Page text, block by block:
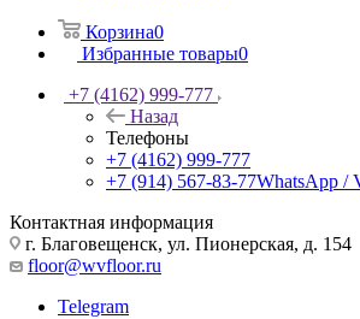
Корзина0
Избранные товары0
+7 (4162) 999-777
Назад
Телефоны
+7 (4162) 999-777
+7 (914) 567-83-77WhatsApp /
Контактная информация
г. Благовещенск, ул. Пионерская, д. 154
floor@wvfloor.ru
Telegram